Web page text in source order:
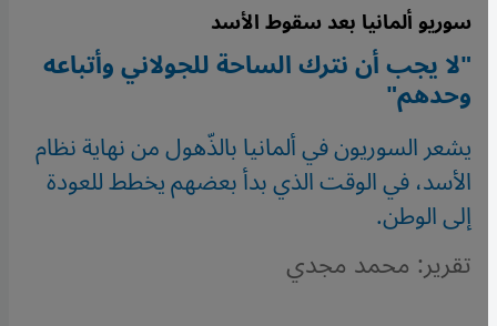
سوريو ألمانيا بعد سقوط الأسد
"لا يجب أن نترك الساحة للجولاني وأتباعه
وحدهم"
يشعر السوريون في ألمانيا بالذّهول من نهاية نظام
الأسد، في الوقت الذي بدأ بعضهم يخطط للعودة
إلى الوطن.
تقرير: محمد مجدي